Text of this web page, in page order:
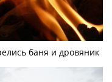
баня и дровяник